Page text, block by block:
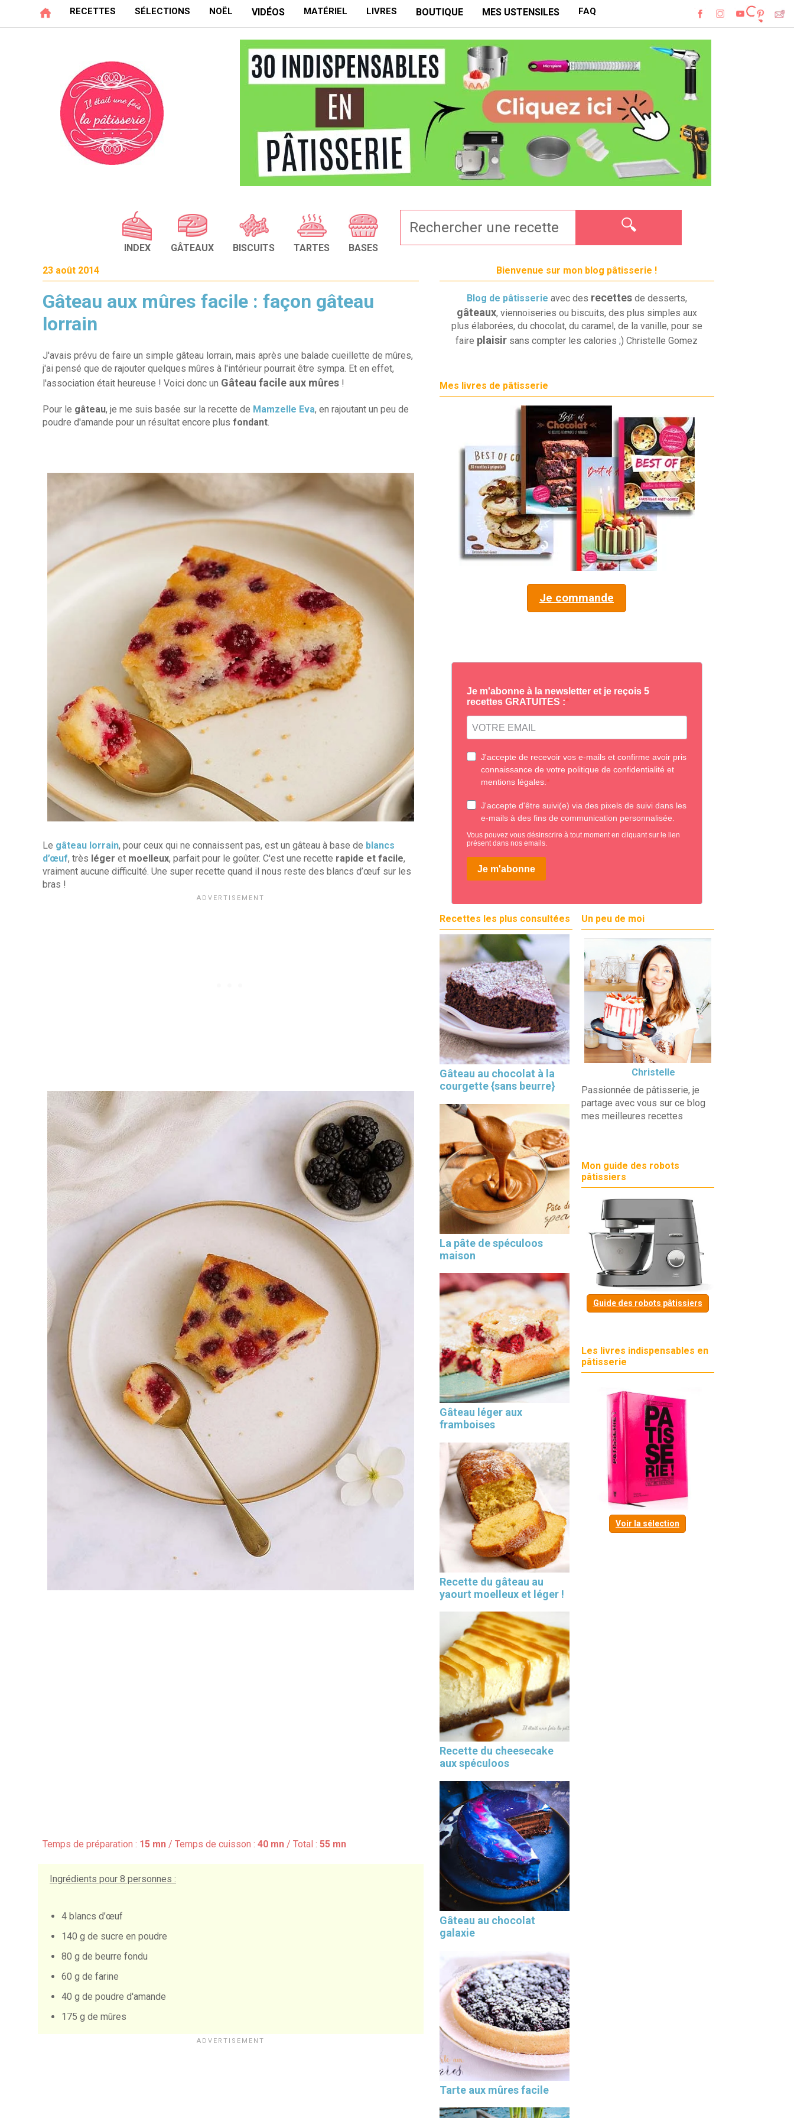
RECETTES SÉLECTIONS NOËL VIDÉOS MATÉRIEL LIVRES BOUTIQUE MES USTENSILES FAQ
INDEX GÂTEAUX BISCUITS TARTES BASES
🔍
23 août 2014
Gâteau aux mûres facile : façon gâteau
lorrain
J'avais prévu de faire un simple gâteau lorrain, mais après une balade cueillette de mûres,
j'ai pensé que de rajouter quelques mûres à l'intérieur pourrait être sympa. Et en effet,
l'association était heureuse ! Voici donc un Gâteau facile aux mûres !
Pour le gâteau, je me suis basée sur la recette de Mamzelle Eva, en rajoutant un peu de
poudre d'amande pour un résultat encore plus fondant.
Le gâteau lorrain, pour ceux qui ne connaissent pas, est un gâteau à base de blancs
d’œuf, très léger et moelleux, parfait pour le goûter. C'est une recette rapide et facile,
vraiment aucune difficulté. Une super recette quand il nous reste des blancs d’œuf sur les
bras !
Temps de préparation : 15 mn / Temps de cuisson : 40 mn / Total : 55 mn
Ingrédients pour 8 personnes :
4 blancs d’œuf
140 g de sucre en poudre
80 g de beurre fondu
60 g de farine
40 g de poudre d'amande
175 g de mûres
Bienvenue sur mon blog pâtisserie !
Blog de pâtisserie avec des recettes de desserts,
gâteaux, viennoiseries ou biscuits, des plus simples aux
plus élaborées, du chocolat, du caramel, de la vanille, pour se
faire plaisir sans compter les calories ;) Christelle Gomez
Mes livres de pâtisserie
Je commande
Recettes les plus consultées
Gâteau au chocolat à la
courgette {sans beurre}
La pâte de spéculoos
maison
Gâteau léger aux
framboises
Recette du gâteau au
yaourt moelleux et léger !
Recette du cheesecake
aux spéculoos
Gâteau au chocolat
galaxie
Tarte aux mûres facile
Un peu de moi
Christelle
Passionnée de pâtisserie, je
partage avec vous sur ce blog
mes meilleures recettes
Mon guide des robots
pâtissiers
Guide des robots pâtissiers
Les livres indispensables en
pâtisserie
Voir la sélection
×
Les 30 outils indispensables
EN PÂTISSERIE